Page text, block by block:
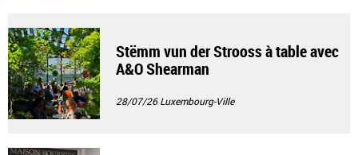
Stëmm vun der Strooss à table avec
A&O Shearman
28/07/26Luxembourg-Ville